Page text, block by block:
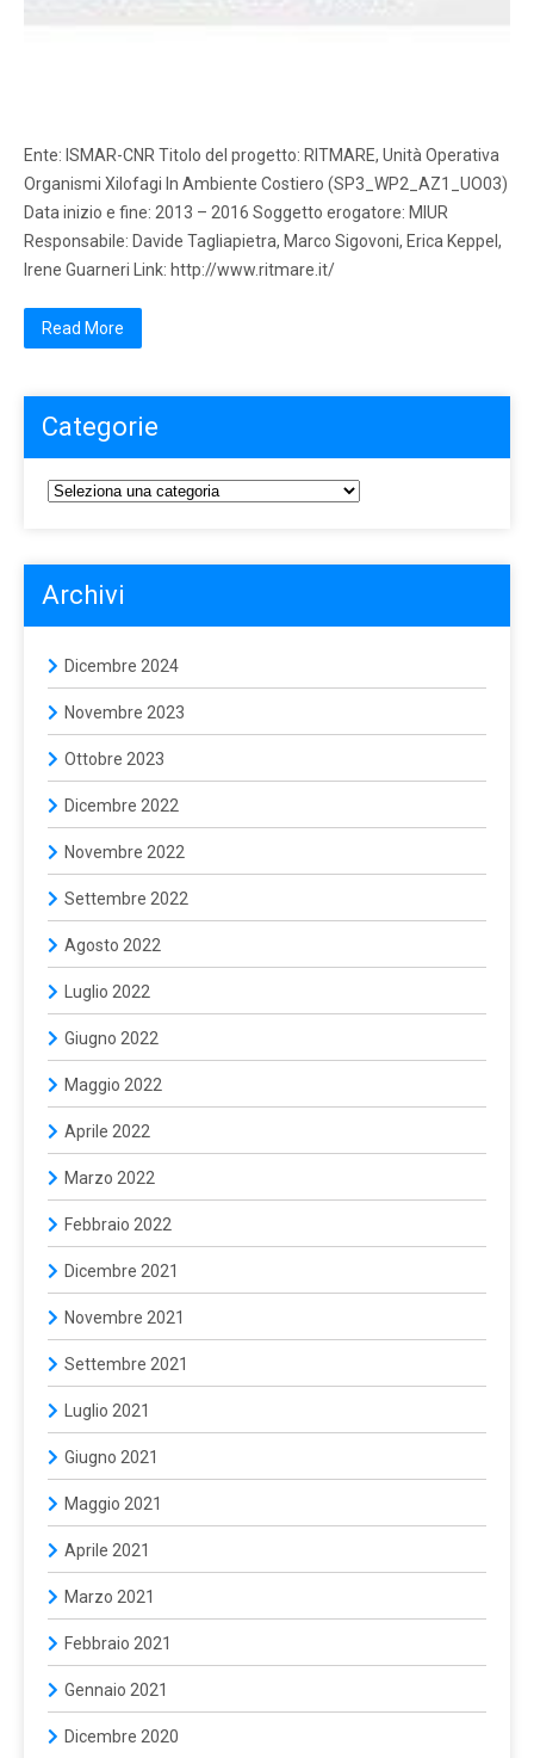
Ente: ISMAR-CNR Titolo del progetto: RITMARE, Unità Operativa
Organismi Xilofagi In Ambiente Costiero (SP3_WP2_AZ1_UO03)
Data inizio e fine: 2013 – 2016 Soggetto erogatore: MIUR
Responsabile: Davide Tagliapietra, Marco Sigovoni, Erica Keppel,
Irene Guarneri Link: http://www.ritmare.it/
Read More
Categorie
Archivi
Dicembre 2024
Novembre 2023
Ottobre 2023
Dicembre 2022
Novembre 2022
Settembre 2022
Agosto 2022
Luglio 2022
Giugno 2022
Maggio 2022
Aprile 2022
Marzo 2022
Febbraio 2022
Dicembre 2021
Novembre 2021
Settembre 2021
Luglio 2021
Giugno 2021
Maggio 2021
Aprile 2021
Marzo 2021
Febbraio 2021
Gennaio 2021
Dicembre 2020